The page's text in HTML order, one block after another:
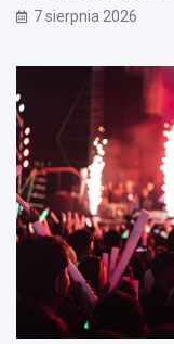
7 sierpnia 2026